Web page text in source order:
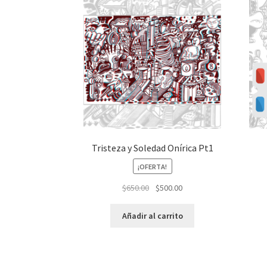
Tristeza y Soledad Onírica Pt1
¡OFERTA!
$650.00
original
$500.00El
actual
Añadir al carrito